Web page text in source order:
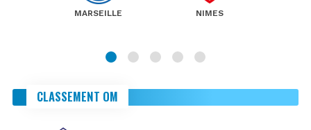
MARSEILLE NIMES
CLASSEMENT OM